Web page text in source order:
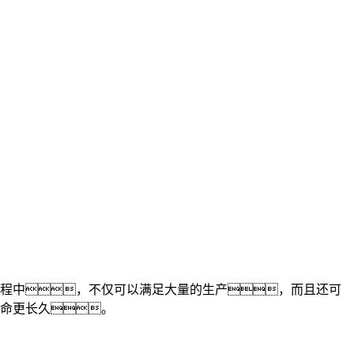
程中，不仅可以满足大量的生产，而且还可
命更长久。